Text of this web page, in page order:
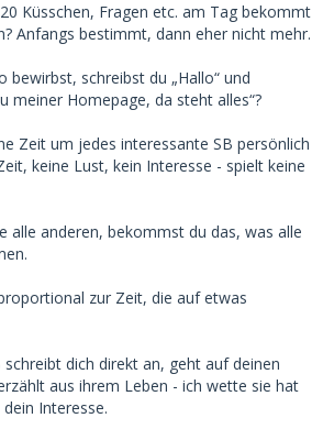
Küsschen, Fragen etc. am Tag bekommt
Anfangs bestimmt, dann eher nicht mehr.
bewirbst, schreibst du „Hallo“ und
meiner Homepage, da steht alles“?
Zeit um jedes interessante SB persönlich
keine Lust, kein Interesse - spielt keine
alle anderen, bekommst du das, was alle
zur Zeit, die auf etwas
dich direkt an, geht auf deinen
aus ihrem Leben - ich wette sie hat
Interesse.